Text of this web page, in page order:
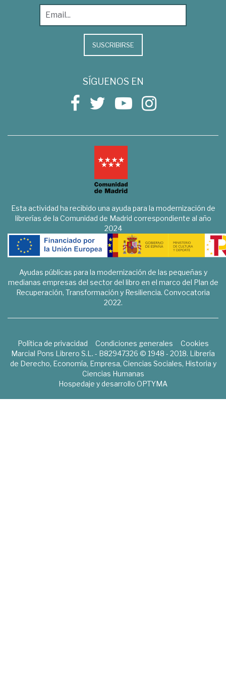
SUSCRIBIRSE
SÍGUENOS EN
Esta actividad ha recibido una ayuda para la modernización de
librerías de la Comunidad de Madrid correspondiente al año
2024
Ayudas públicas para la modernización de las pequeñas y
medianas empresas del sector del libro en el marco del Plan de
Recuperación, Transformación y Resiliencia. Convocatoria
2022.
Política de privacidad Condiciones generales
Cookies
Marcial Pons Librero S.L. - B82947326 © 1948 - 2018. Librería
de Derecho, Economía, Empresa, Ciencias Sociales, Historia y
Ciencias Humanas
Hospedaje y desarrollo OPTYMA